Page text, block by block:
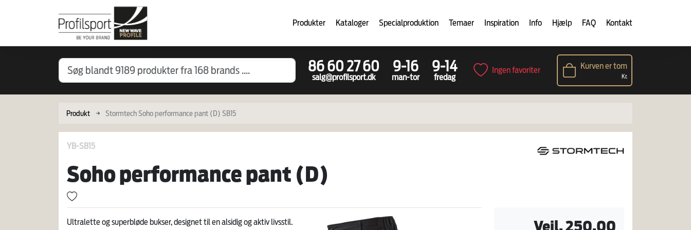
Produkter Kataloger Specialproduktion Temaer Inspiration Info Hjælp FAQ Kontakt
86 60 27 60
salg@profilsport.dk
9-16
man-tor
9-14
fredag
Ingen favoriter Kurven er tom
Kr.
Produkt Stormtech Soho performance pant (D) SB15
YB-SB15
Soho performance pant (D)
Ultralette og superbløde bukser, designet til en alsidig og aktiv livsstil.
Vejl. 250,00